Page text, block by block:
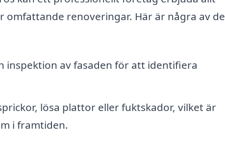
renoveringar. Här är några av de
inspektion av fasaden för att identifiera
lösa plattor eller fuktskador, vilket är
i framtiden.